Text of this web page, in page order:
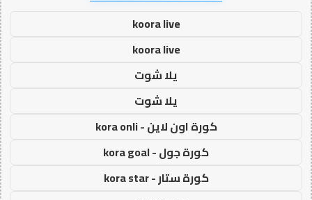
koora live
koora live
يلا شوت
يلا شوت
كورة اون لاين - kora onli
كورة جول - kora goal
كورة ستار - kora star